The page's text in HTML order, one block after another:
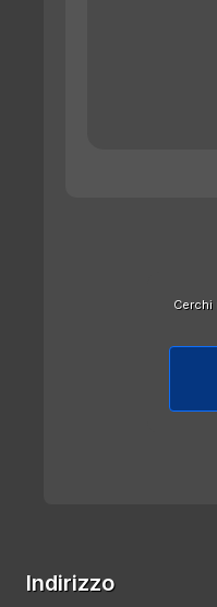
Cerchi
Indirizzo